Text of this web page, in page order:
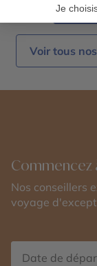
Voir
Voir tous
Commencez
Nos conseillers
voyage